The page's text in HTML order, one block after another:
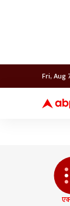
Fri, Aug
कोल्हापूर
नवी मुंबई